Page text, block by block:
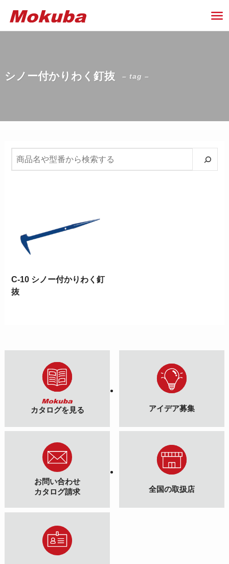
シノー付かりわく釘抜 – tag –
C-10 シノー付かりわく釘
抜
カタログを見る アイデア募集
お問い合わせ
カタログ請求
全国の取扱店